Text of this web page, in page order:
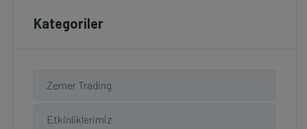
Kategoriler
Zemer Trading
Etkinliklerimiz